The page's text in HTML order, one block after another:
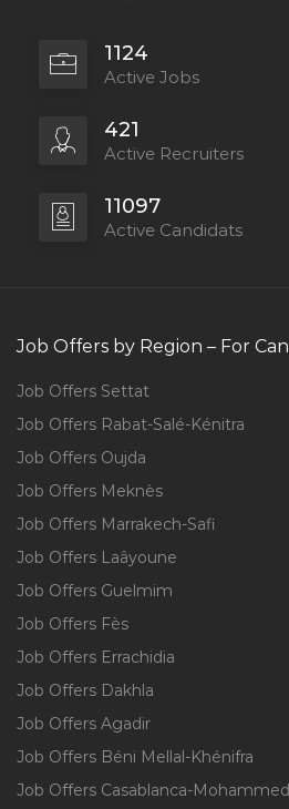
1124
Active Jobs
421
Active Recruiters
11097
Active Candidats
Job Offers by Region – For
Job Offers Settat
Job Offers Rabat-Salé-Kénitra
Job Offers Oujda
Job Offers Meknès
Job Offers Marrakech-Safi
Job Offers Laâyoune
Job Offers Guelmim
Job Offers Fès
Job Offers Errachidia
Job Offers Dakhla
Job Offers Agadir
Job Offers Béni Mellal-Khénifra
Job Offers Casablanca-